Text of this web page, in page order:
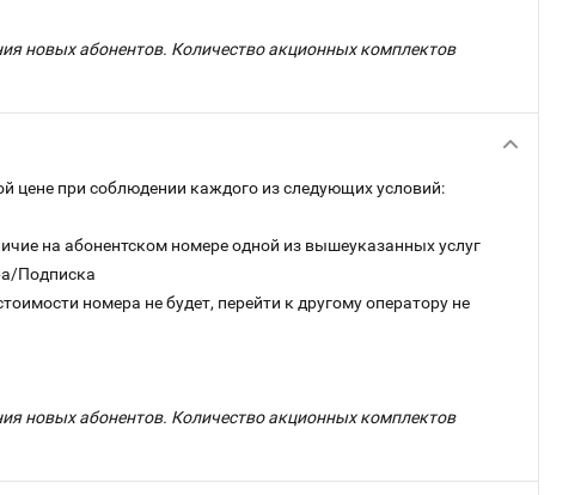
новых абонентов. Количество акционных комплектов
цене при соблюдении каждого из следующих условий:
на абонентском номере одной из вышеуказанных услуг
Подписка
номера не будет, перейти к другому оператору не
новых абонентов. Количество акционных комплектов